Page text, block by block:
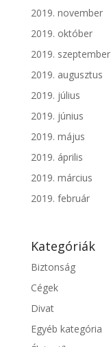
2019. november
2019. október
2019. szeptember
2019. augusztus
2019. július
2019. június
2019. május
2019. április
2019. március
2019. február
Kategóriák
Biztonság
Cégek
Divat
Egyéb kategória